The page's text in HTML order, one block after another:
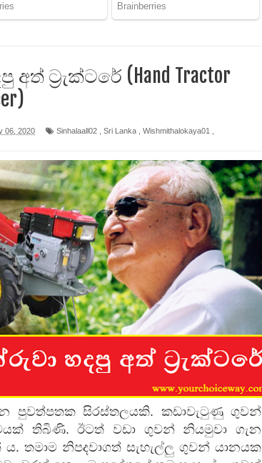
පෙළ
ට්‍රැක්ටරේ (Hand Tractor
06, 2020 Sinhalaall02 Sri Lanka Wishmithalokaya01
පුවත්පතක සිරස්තලයකි. කඩාවැටුණු ගුවන්
තිබිණි. ඊටත් වඩා ගුවන් නියමුවා ගැන
තමාම නිපදවාගත් සැහැල්ලු ගුවන් යානයක